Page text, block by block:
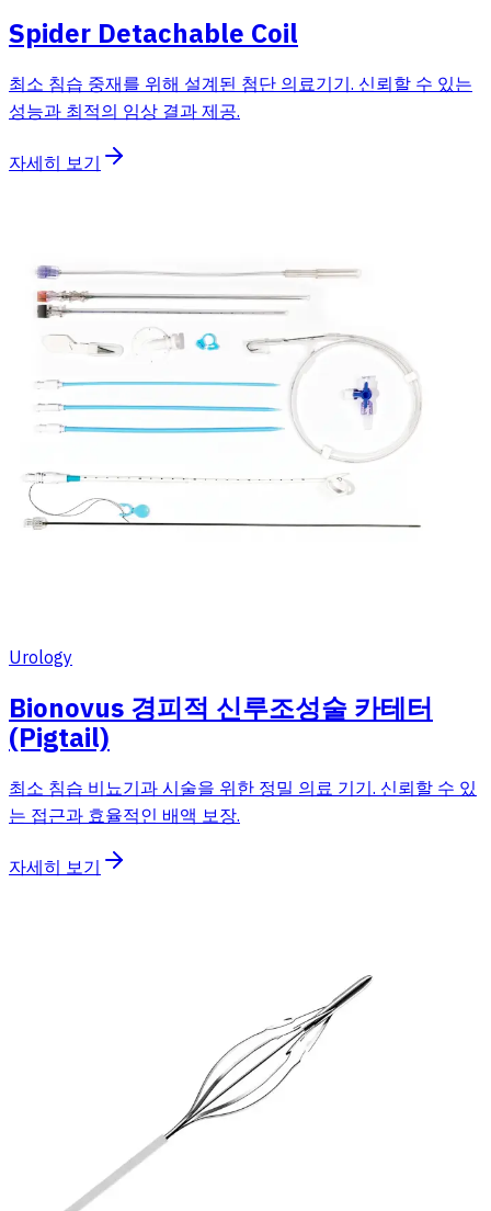
Spider Detachable Coil
최소 침습 중재를 위해 설계된 첨단 의료기기. 신뢰할 수 있는
성능과 최적의 임상 결과 제공.
자세히 보기
Urology
Bionovus 경피적 신루조성술 카테터
(Pigtail)
최소 침습 비뇨기과 시술을 위한 정밀 의료 기기. 신뢰할 수 있
는 접근과 효율적인 배액 보장.
자세히 보기